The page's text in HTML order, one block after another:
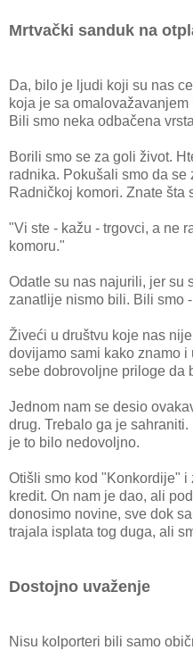
Mrtvački sanduk na
Da, bilo je ljudi koji su nas
koja je sa
Bili smo neka odbačena
Borili smo se za goli život.
radnika. Pokušali smo da
Radničkoj komori. Znate šta
"Vi ste - kažu - trgovci, a ne
komoru."
Odatle su nas najurili, jer su
zanatlije nismo bili. Bili smo
Živeći u društvu koje nas
dovijamo sami kako znamo
sebe dobrovoljne priloge da
Jednom nam se desio
drug. Trebalo ga je
je to bilo nedovoljno.
Otišli smo kod "Konkordije" i
kredit. On nam je dao, ali
donosimo novine, sve dok
trajala isplata tog duga, ali
Dostojno uvaženje
Nisu kolporteri bili samo